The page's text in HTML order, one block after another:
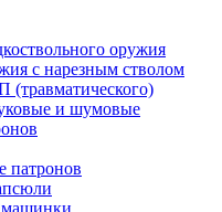
оружия
с нарезным стволом
и шумовые
патронов
машинки